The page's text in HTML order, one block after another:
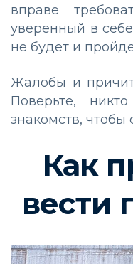
вправе
уверенный в
не будет и
Жалобы и
Поверьте,
знакомств, чтобы
Как
вести